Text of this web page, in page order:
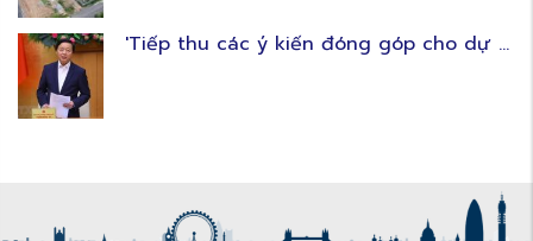
'Tiếp thu các ý kiến đóng góp cho dự ...